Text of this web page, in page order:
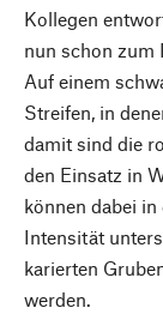
Kollegen
nun schon zum
Auf einem
Streifen, in
damit sind die
den Einsatz in
können dabei
Intensität
karierten
werden.